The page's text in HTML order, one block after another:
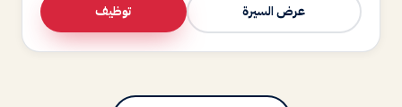
عرض السيرة توظيف